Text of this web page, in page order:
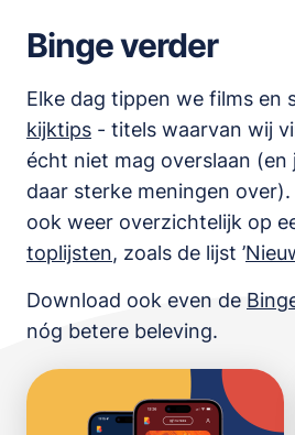
Binge verder
Elke dag tippen we films en
kijktips - titels waarvan wij
écht niet mag overslaan (en
daar sterke meningen
ook weer overzichtelijk op
toplijsten, zoals de lijst ’
Download ook even de
nóg betere beleving.